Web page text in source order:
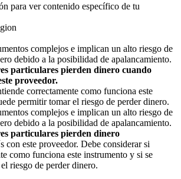
para ver contenido específico de tu
complejos e implican un alto riesgo de
debido a la posibilidad de apalancamiento.
particulares pierden dinero cuando
proveedor.
correctamente como funciona este
permitir tomar el riesgo de perder dinero.
complejos e implican un alto riesgo de
debido a la posibilidad de apalancamiento.
particulares pierden dinero
con este proveedor. Debe considerar si
como funciona este instrumento y si se
riesgo de perder dinero.